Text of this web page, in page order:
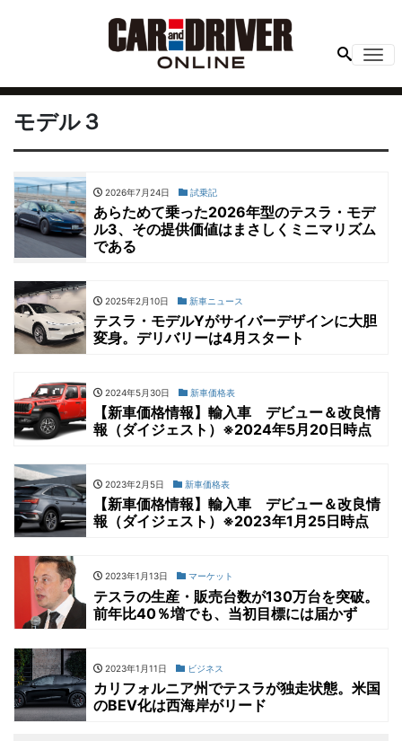
モデル３
2026年7月24日 試乗記
あらためて乗った2026年型のテスラ・モデ
ル3、その提供価値はまさしくミニマリズム
である
2025年2月10日 新車ニュース
テスラ・モデルYがサイバーデザインに大胆
変身。デリバリーは4月スタート
2024年5月30日 新車価格表
【新車価格情報】輸入車 デビュー＆改良情
報（ダイジェスト）※2024年5月20日時点
2023年2月5日 新車価格表
【新車価格情報】輸入車 デビュー＆改良情
報（ダイジェスト）※2023年1月25日時点
2023年1月13日 マーケット
テスラの生産・販売台数が130万台を突破。
前年比40％増でも、当初目標には届かず
2023年1月11日 ビジネス
カリフォルニア州でテスラが独走状態。米国
のBEV化は西海岸がリード